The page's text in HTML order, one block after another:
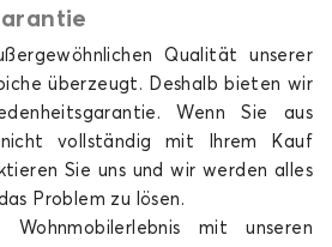
Qualität unserer
überzeugt. Deshalb bieten wir
Wenn Sie aus
nicht vollständig mit Ihrem Kauf
Sie uns und wir werden alles
Problem zu lösen.
mit unseren